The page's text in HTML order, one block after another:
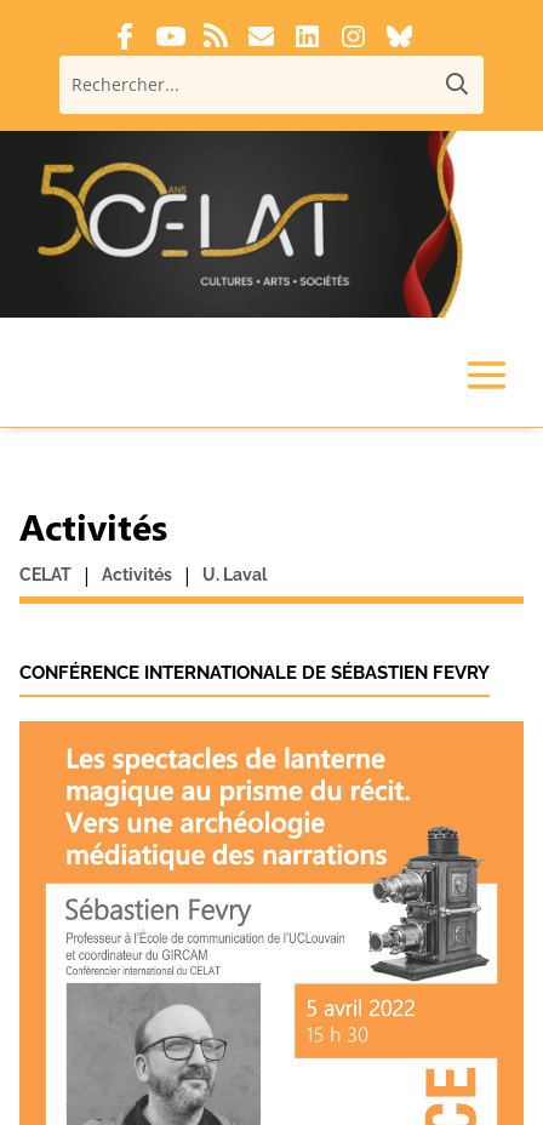
Activités
CELAT | Activités | U. Laval
CONFÉRENCE INTERNATIONALE DE SÉBASTIEN FEVRY